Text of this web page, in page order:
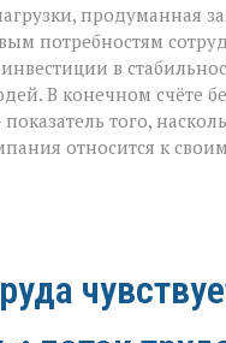
продуманная
потребностям
в
В конечном счёте
того,
относится к